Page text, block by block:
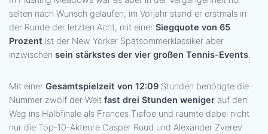
selten nach Wunsch gelaufen, im Vorjahr stand er erstmals in
der Runde der letzten Acht, mit einer Siegquote von 65
Prozent ist der New Yorker Spätsommerklassiker aber
inzwischen sein stärkstes der vier großen Tennis-Events.
Mit einer Gesamtspielzeit von 12:09 Stunden benötigte die
Nummer zwölf der Welt fast drei Stunden weniger auf den
Weg ins Halbfinale als Frances Tiafoe und räumte dabei nicht
nur die Top-10-Akteure Casper Ruud und Alexander Zverev